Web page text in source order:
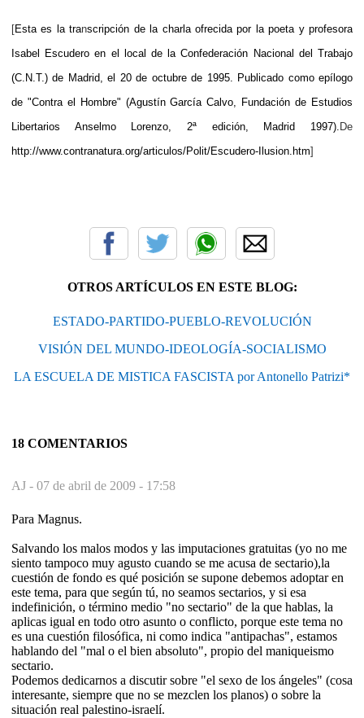
[Esta es la transcripción de la charla ofrecida por la poeta y profesora
Isabel Escudero en el local de la Confederación Nacional del Trabajo
(C.N.T. ) de Madrid, el 20 de octubre de 1995. Publicado como epílogo
de "Contra el Hombre" (Agustín García Calvo, Fundación de Estudios
Libertarios Anselmo Lorenzo , 2ª edición, Madrid 1997). De
http://www.contranatura.org/articulos/Polit/Escudero-Ilusion.htm]
OTROS ARTÍCULOS EN ESTE BLOG:
ESTADO-PARTIDO-PUEBLO-REVOLUCIÓN
VISIÓN DEL MUNDO-IDEOLOGÍA-SOCIALISMO
LA ESCUELA DE MISTICA FASCISTA por Antonello Patrizi*
18 COMENTARIOS
AJ - 07 de abril de 2009 - 17:58
Para Magnus.
Salvando los malos modos y las imputaciones gratuitas (yo no me
siento tampoco muy agusto cuando se me acusa de sectario),la
cuestión de fondo es qué posición se supone debemos adoptar en
este tema, para que según tú, no seamos sectarios, y si esa
indefinición, o término medio "no sectario" de la que hablas, la
aplicas igual en todo otro asunto o conflicto, porque este tema no
es una cuestión filosófica, ni como indica "antipachas", estamos
hablando del "mal o el bien absoluto", propio del maniqueismo
sectario.
Podemos dedicarnos a discutir sobre "el sexo de los ángeles" (cosa
interesante, siempre que no se mezclen los planos) o sobre la
situación real palestino-israelí.